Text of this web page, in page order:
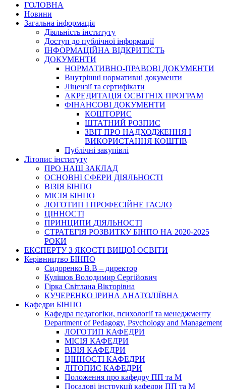
ГОЛОВНА
Новини
Загальна інформація
Діяльність інституту
Доступ до публічної інформації
ІНФОРМАЦІЙНА ВІДКРИТІСТЬ
ДОКУМЕНТИ
НОРМАТИВНО-ПРАВОВІ ДОКУМЕНТИ
Внутрішні нормативні документи
Ліцензії та сертифікати
АКРЕДИТАЦІЯ ОСВІТНІХ ПРОГРАМ
ФІНАНСОВІ ДОКУМЕНТИ
КОШТОРИС
ШТАТНИЙ РОЗПИС
ЗВІТ ПРО НАДХОДЖЕННЯ І
ВИКОРИСТАННЯ КОШТІВ
Публічні закупівлі
Літопис інституту
ПРО НАШ ЗАКЛАД
ОСНОВНІ СФЕРИ ДІЯЛЬНОСТІ
ВІЗІЯ БІНПО
МІСІЯ БІНПО
ЛОГОТИП І ПРОФЕСІЙНЕ ГАСЛО
ЦІННОСТІ
ПРИНЦИПИ ДІЯЛЬНОСТІ
СТРАТЕГІЯ РОЗВИТКУ БІНПО НА 2020-2025
РОКИ
ЕКСПЕРТУ З ЯКОСТІ ВИЩОЇ ОСВІТИ
Керівництво БІНПО
Сидоренко В.В – директор
Кулішов Володимир Сергійович
Гірка Світлана Вікторівна
КУЧЕРЕНКО ІРИНА АНАТОЛІЇВНА
Кафедри БІНПО
Кафедра педагогіки, психології та менеджменту
Department of Pedagogy, Psychology and Management
ЛОГОТИП КАФЕДРИ
МІСІЯ КАФЕДРИ
ВІЗІЯ КАФЕДРИ
ЦІННОСТІ КАФЕДРИ
ЛІТОПИС КАФЕДРИ
Положення про кафедру ПП та М
Посадові інструкції кафедри ПП та М